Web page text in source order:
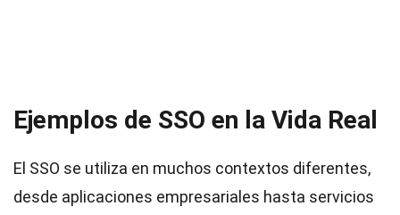
Ejemplos de SSO en la Vida Real
El SSO se utiliza en muchos contextos diferentes,
desde aplicaciones empresariales hasta servicios